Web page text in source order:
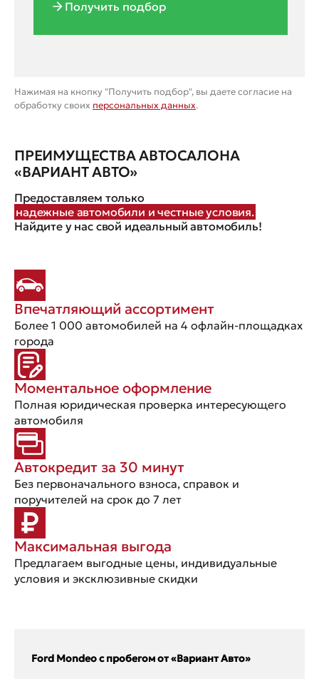
Получить подбор
Нажимая на кнопку "Получить подбор", вы даете согласие на
обработку своих персональных данных.
ПРЕИМУЩЕСТВА АВТОСАЛОНА
«ВАРИАНТ АВТО»
Предоставляем только
надежные автомобили и честные условия.
Найдите у нас свой идеальный автомобиль!
Впечатляющий ассортимент
Более 1 000 автомобилей на 4 офлайн-площадках
города
Моментальное оформление
Полная юридическая проверка интересующего
автомобиля
Автокредит за 30 минут
Без первоначального взноса, справок и
поручителей на срок до 7 лет
Максимальная выгода
Предлагаем выгодные цены, индивидуальные
условия и эксклюзивные скидки
Ford Mondeo с пробегом от «Вариант Авто»